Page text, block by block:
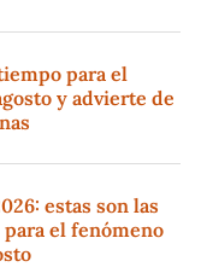
para el
y advierte de
estas son las
el fenómeno